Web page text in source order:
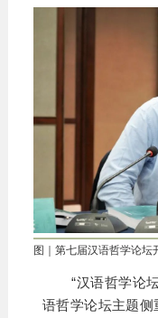
图｜第七届汉语哲学论坛
“汉语哲学论
语哲学论坛主题